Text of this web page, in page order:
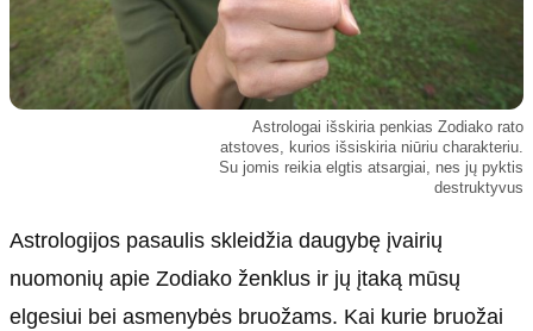
Redakcija
Apie mus
Autoriai
Astrologai išskiria penkias Zodiako rato
atstoves, kurios išsiskiria niūriu charakteriu.
Su jomis reikia elgtis atsargiai, nes jų pyktis
destruktyvus
Astrologijos pasaulis skleidžia daugybę įvairių
nuomonių apie Zodiako ženklus ir jų įtaką mūsų
elgesiui bei asmenybės bruožams. Kai kurie bruožai